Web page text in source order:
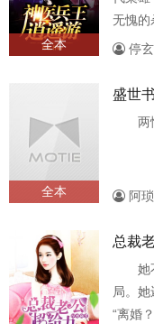
全本
无愧的
死心停玄
全本
盛世
两
阿琐
总裁
她
局。
“离婚